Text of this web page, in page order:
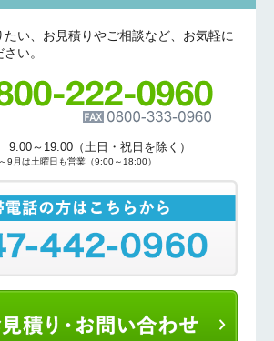
たい、お見積りやご相談など、お気軽に
い。
～19:00（土日・祝日を除く）
9月は土曜日も営業（9:00～18:00）